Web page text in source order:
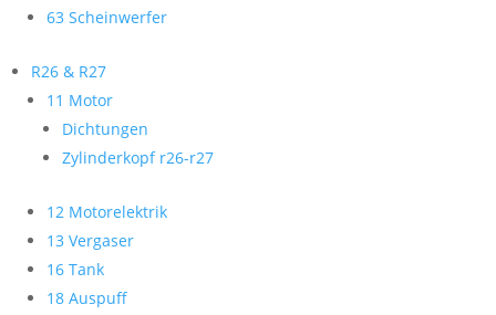
63 Scheinwerfer
R26 & R27
11 Motor
Dichtungen
Zylinderkopf r26-r27
12 Motorelektrik
13 Vergaser
16 Tank
18 Auspuff